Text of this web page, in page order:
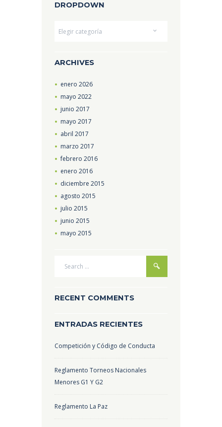
DROPDOWN
ARCHIVES
enero2026
mayo2022
junio2017
mayo2017
abril2017
marzo2017
febrero2016
enero2016
diciembre2015
agosto2015
julio2015
junio2015
mayo2015
RECENT COMMENTS
ENTRADAS RECIENTES
Competición y Código de Conducta
Reglamento Torneos Nacionales
Menores G1 Y G2
Reglamento La Paz